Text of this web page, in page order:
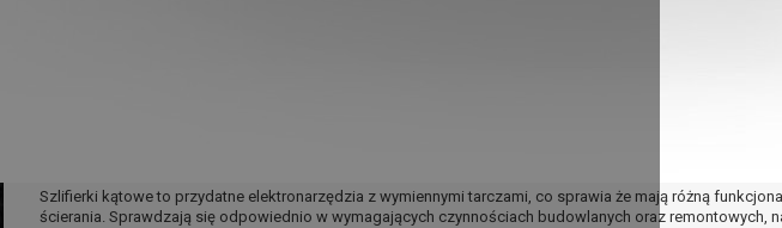
Szlifierki kątowe to przydatne elektronarzędzia z wymiennymi tarczami, co sprawia że mają różną
ścierania. Sprawdzają się odpowiednio w wymagających czynnościach budowlanych oraz remontowych,